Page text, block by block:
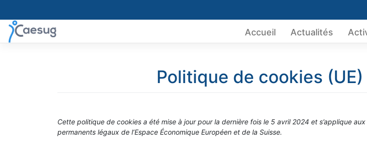
to
content
Accueil Actualités
Politique de cookies (UE)
Cette politique de cookies a été mise à jour pour la dernière fois le 5 avril 2024 et s’applique
permanents légaux de l’Espace Économique Européen et de la Suisse.